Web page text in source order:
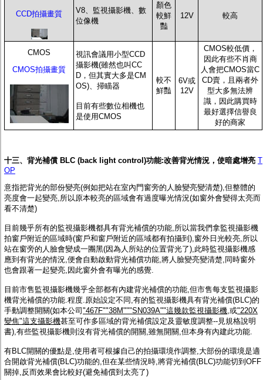
CCD拍攝畫質
V8、監視攝影機、數
位像機
顏色
較鮮
豔
12V 較高
CMOS
CMOS拍攝畫質
視訊會議用小型CCD
攝影機(雖然也叫CC
D，但其實大多是CM
OS)、 掃瞄器
目前有些數位相機也
是使用CMOS
較不
鮮豔
6V或
12V
CMOS較低價，
因此有些不肖商
人會把CMOS當C
CD賣，且兩者外
型大多無法辨
識，因此購買時
最好選擇信譽良
好的商家
十三、 背光補償 BLC (back light control)功能:改善背光情況，使暗處增亮 T
OP
意指把背光的部份變亮(例如把站在室內門窗旁的人臉變亮變清楚),但整體的
亮度會一起變亮,所以原本較亮的區域會有過度曝光情況(如窗外會變得太亮而
看不清楚)
目前幾乎所有的監視攝影機都具有背光補償的功能,所以當我們拿監視攝影機
拍窗戶附近的區域時(窗戶和窗戶附近的區域都有拍攝到),窗外日光較亮,所以
站在窗旁的人臉會變成一團黑(因為人所站的位置背光了),此時監視攝影機感
應到有背光的情況,便會自動啟動背光補償功能,將人臉變亮變清楚,同時窗外
也會跟著一起變亮,因此窗外會有曝光的感覺.
目前市售監視攝影機幾乎全部都有內建背光補償的功能,但市售每支監視攝影
機背光補償的功能.程度.原始設定不同,有的監視攝影機具有背光補償(BLC)的
手動調整開關(如本公司 "467F""38M"""SN039A""這幾款監視攝影機 ,或"220X
變焦"這支攝影機甚至可作多區域的背光補償設定及靈敏度調整--見規格說明
書),有些監視攝影機則沒有背光補償的開關,雖無開關,但本身有內建此功能.
有BLC開關的優點是,使用者可根據自己的拍攝環境作調整,大部份的環境是適
合開啟背光補償(BLC)功能的,但在某些情況時,將背光補償(BLC)功能切到OFF
關掉,反而效果會比較好(避免補償到太亮了)